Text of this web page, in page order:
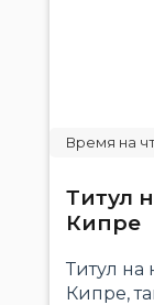
Титул
Кипре
Титул на
Кипре,